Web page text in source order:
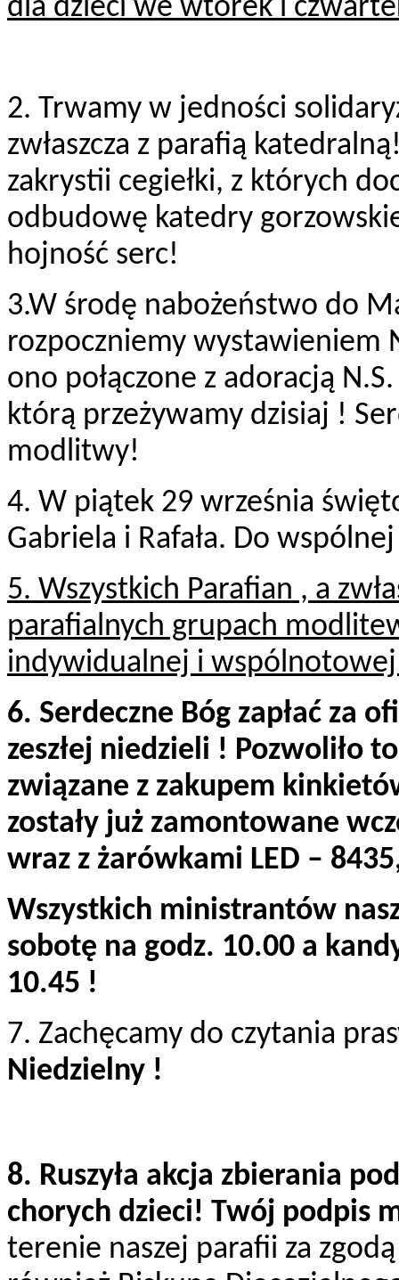
dla dzieci we wtorek i
2. Trwamy w jedności
zwłaszcza z parafią
zakrystii cegiełki, z których
odbudowę katedry
hojność serc!
3.W środę nabożeństwo do
rozpoczniemy wystawieniem
ono połączone z adoracją
którą przeżywamy dzisiaj !
modlitwy!
4. W piątek 29 września
Gabriela i Rafała. Do
5. Wszystkich Parafian , a
parafialnych grupach
indywidualnej i
6. Serdeczne Bóg zapłać za
zeszłej niedzieli ! Pozwoliło
związane z zakupem
zostały już zamontowane
wraz z żarówkami LED –
Wszystkich ministrantów
sobotę na godz. 10.00 a
10.45 !
7. Zachęcamy do czytania
Niedzielny !
8. Ruszyła akcja zbierania
chorych dzieci! Twój podpis
terenie naszej parafii za